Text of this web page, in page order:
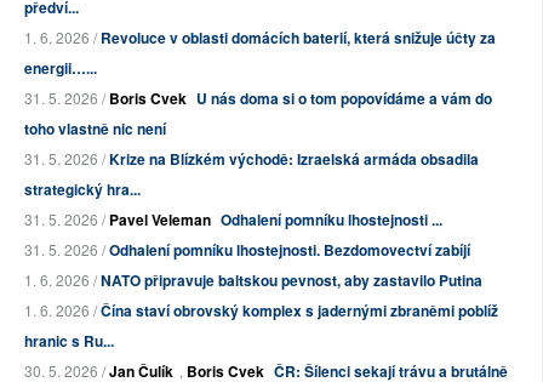
předví...
1. 6. 2026 /Revoluce v oblasti domácích baterií, která snižuje účty za
energii…...
31. 5. 2026 /Boris Cvek U nás doma si o tom popovídáme a vám do
toho vlastně nic není
31. 5. 2026 /Krize na Blízkém východě: Izraelská armáda obsadila
strategický hra...
31. 5. 2026 /Pavel Veleman Odhalení pomníku lhostejnosti ...
31. 5. 2026 /Odhalení pomníku lhostejnosti. Bezdomovectví zabíjí
1. 6. 2026 /NATO připravuje baltskou pevnost, aby zastavilo Putina
1. 6. 2026 /Čína staví obrovský komplex s jadernými zbraněmi poblíž
hranic s Ru...
30. 5. 2026 /Jan Čulík , Boris Cvek ČR: Šílenci sekají trávu a brutálně